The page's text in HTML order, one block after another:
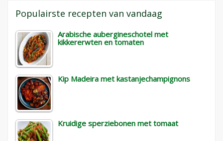
Populairste recepten van vandaag
Arabische aubergineschotel met
kikkererwten en tomaten
Kip Madeira met kastanjechampignons
Kruidige sperziebonen met tomaat